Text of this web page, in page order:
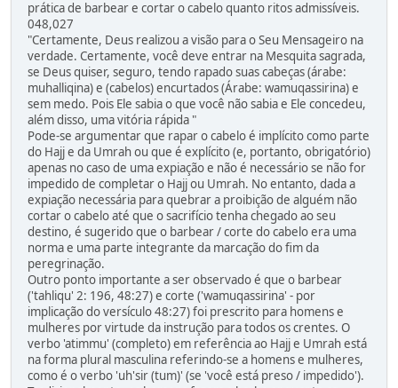
prática de barbear e cortar o cabelo quanto ritos admissíveis.
048,027
"Certamente, Deus realizou a visão para o Seu Mensageiro na
verdade. Certamente, você deve entrar na Mesquita sagrada,
se Deus quiser, seguro, tendo rapado suas cabeças (árabe:
muhalliqina) e (cabelos) encurtados (Árabe: wamuqassirina) e
sem medo. Pois Ele sabia o que você não sabia e Ele concedeu,
além disso, uma vitória rápida "
Pode-se argumentar que rapar o cabelo é implícito como parte
do Hajj e da Umrah ou que é explícito (e, portanto, obrigatório)
apenas no caso de uma expiação e não é necessário se não for
impedido de completar o Hajj ou Umrah. No entanto, dada a
expiação necessária para quebrar a proibição de alguém não
cortar o cabelo até que o sacrifício tenha chegado ao seu
destino, é sugerido que o barbear / corte do cabelo era uma
norma e uma parte integrante da marcação do fim da
peregrinação.
Outro ponto importante a ser observado é que o barbear
('tahliqu' 2: 196, 48:27) e corte ('wamuqassirina' - por
implicação do versículo 48:27) foi prescrito para homens e
mulheres por virtude da instrução para todos os crentes. O
verbo 'atimmu' (completo) em referência ao Hajj e Umrah está
na forma plural masculina referindo-se a homens e mulheres,
como é o verbo 'uh'sir (tum)' (se 'você está preso / impedido').